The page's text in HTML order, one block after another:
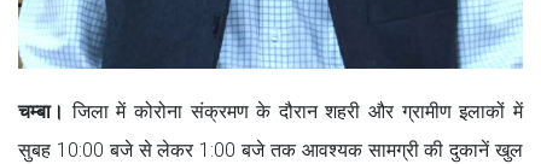
चम्बा। जिला में कोरोना संक्रमण के दौरान शहरी और ग्रामीण इलाकों में
सुबह 10:00 बजे से लेकर 1:00 बजे तक आवश्यक सामग्री की दुकानें खुल